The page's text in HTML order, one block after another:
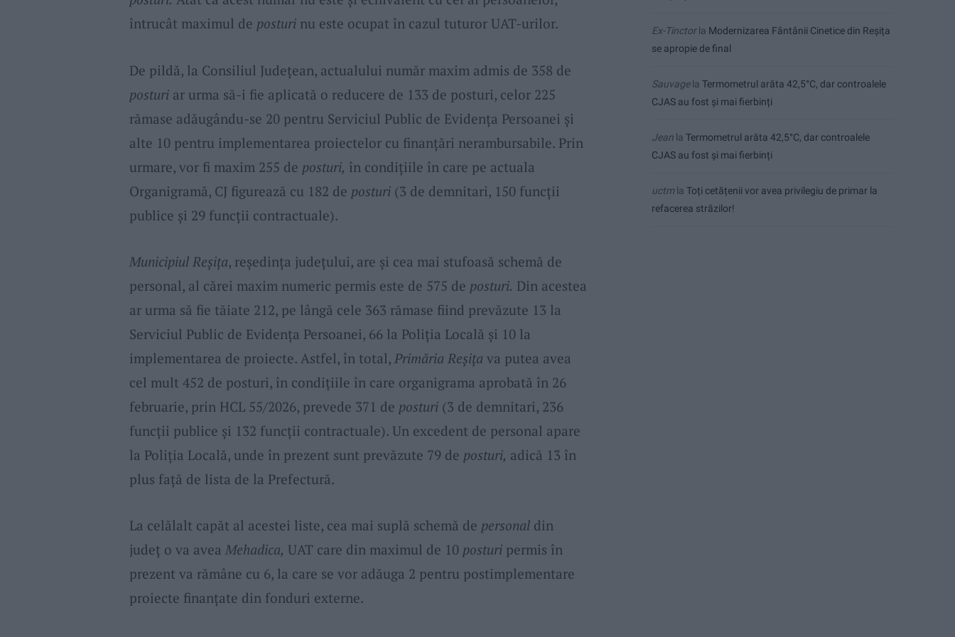
întrucât maximul de posturinu este ocupat în cazul tuturor UAT-urilor.
De pildă, la Consiliul Județean, actualului număr maxim admis de 358 de
posturiar urma să-i fie aplicată o reducere de 133 de posturi, celor 225
rămase adăugându-se 20 pentru Serviciul Public de Evidența Persoanei și
alte 10 pentru implementarea proiectelor cu finanțări nerambursabile. Prin
urmare, vor fi maxim 255 de posturi, în condițiile în care pe actuala
Organigramă, CJ figurează cu 182 de posturi(3 de demnitari, 150 funcții
publice și 29 funcții contractuale).
Municipiul Reșița, reședința județului, are și cea mai stufoasă schemă de
personal, al cărei maxim numeric permis este de 575 de posturi. Din acestea
ar urma să fie tăiate 212, pe lângă cele 363 rămase fiind prevăzute 13 la
Serviciul Public de Evidența Persoanei, 66 la Poliția Locală și 10 la
implementarea de proiecte. Astfel, în total, Primăria Reșița va putea avea
cel mult 452 de posturi, în condițiile în care organigrama aprobată în 26
februarie, prin HCL 55/2026, prevede 371 de posturi(3 de demnitari, 236
funcții publice și 132 funcții contractuale). Un excedent de personal apare
la Poliția Locală, unde în prezent sunt prevăzute 79 de posturi, adică 13 în
plus față de lista de la Prefectură.
La celălalt capăt al acestei liste, cea mai suplă schemă de personaldin
județ o va avea Mehadica, UAT care din maximul de 10 posturipermis în
prezent va rămâne cu 6, la care se vor adăuga 2 pentru postimplementare
proiecte finanțate din fonduri externe.
Ex-Tinctorla Modernizarea Fântânii Cinetice din Reșița
se apropie de final
Sauvagela Termometrul arăta 42,5°C, dar controalele
CJAS au fost și mai fierbinți
Jean la Termometrul arăta 42,5°C, dar controalele
CJAS au fost și mai fierbinți
uctmla Toți cetățenii vor avea privilegiu de primar la
refacerea străzilor!